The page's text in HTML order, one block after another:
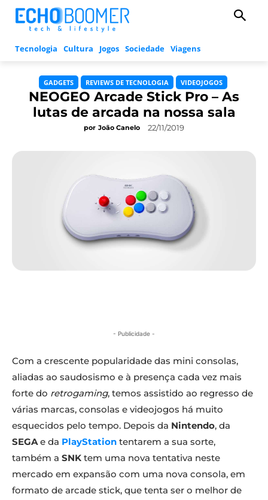
Tecnologia Cultura Jogos Sociedade Viagens
GADGETS REVIEWS DE TECNOLOGIA VIDEOJOGOS
NEOGEO Arcade Stick Pro – As
lutas de arcada na nossa sala
por João Canelo 22/11/2019
- Publicidade -
Com a crescente popularidade das mini consolas,
aliadas ao saudosismo e à presença cada vez mais
forte do retrogaming, temos assistido ao regresso de
várias marcas, consolas e videojogos há muito
esquecidos pelo tempo. Depois da Nintendo, da
SEGAe da PlayStation tentarem a sua sorte,
também a SNK tem uma nova tentativa neste
mercado em expansão com uma nova consola, em
formato de arcade stick, que tenta ser o melhor de